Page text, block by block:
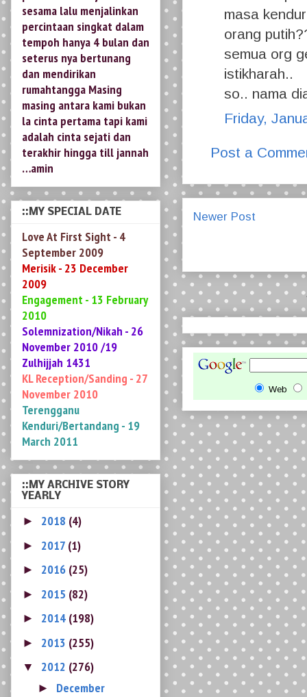
masa
orang
semua org
istikharah..
so.. nama
Friday,
Post a
Newer Post
Web
seterus nya bertunang
dan mendirikan
rumahtangga Masing
masing antara kami bukan
la cinta pertama tapi kami
adalah cinta sejati dan
terakhir hingga till jannah
…amin
::MY SPECIAL DATE
Love At First Sight - 4
September 2009
Merisik - 23 December
2009
Engagement - 13 February
2010
Solemnization/Nikah - 26
November 2010 /19
Zulhijjah 1431
KL Reception/Sanding - 27
November 2010
Terengganu
Kenduri/Bertandang -
19
March 2011
::MY ARCHIVE STORY
YEARLY
► 2018 (4)
►2017(1)
► 2016 (25)
► 2015 (82)
► 2014 (198)
► 2013 (255)
▼ 2012 (276)
December
2012(11)
►November
2012(17)